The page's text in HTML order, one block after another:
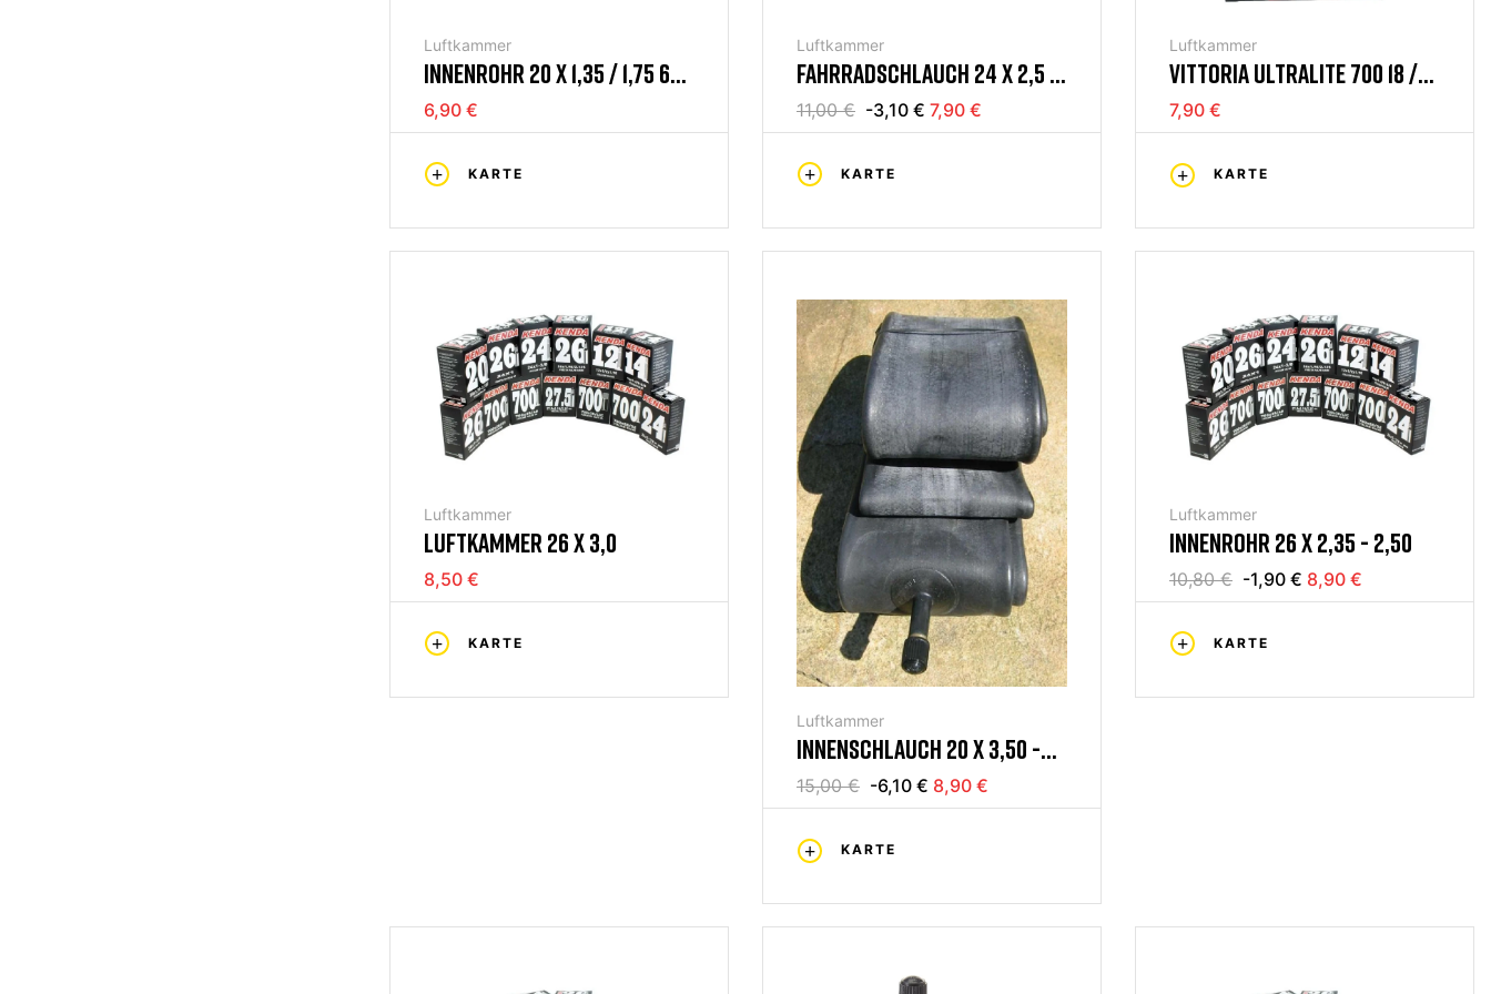
Luftkammer
INNENROHR 20 X 1,35 / 1,75 60
MM
6,90 €
KARTE
Luftkammer
FAHRRADSCHLAUCH 24 X 2,5 /
3,0 PRESTA-VENTIL 48 MM
11,00 € -3,10 € 7,90 €
KARTE
Luftkammer
VITTORIA ULTRALITE 700 18 /
23C ROHR 48MM SCHRADER
VENTIL AV
7,90 €
KARTE
Luftkammer
LUFTKAMMER 26 X 3,0
8,50 €
KARTE
Luftkammer
INNENSCHLAUCH 20 X 3,50 -
4,0
15,00 € -6,10 € 8,90 €
KARTE
Luftkammer
INNENROHR 26 X 2,35 - 2,50
10,80 € -1,90 € 8,90 €
KARTE